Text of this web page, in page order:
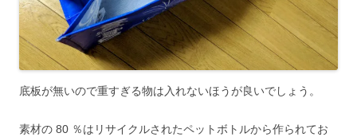
底板が無いので重すぎる物は入れないほうが良いでしょう。
素材の 80 ％はリサイクルされたペットボトルから作られてお